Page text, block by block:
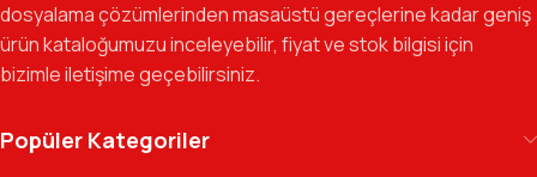
Gelecek Vizyonu:Kurumsal kimliğimizi yeni iş birlikleri ve global
markalarla güçlendirerek, Türkiye genelinde müşteri ağımızı her
geçen gün büyütmeye devam ediyoruz.
Kılıç Office Center
arşivinizdeki dosyaya kadar her detayda yanınızda.
dosyalama çözümlerinden masaüstü gereçlerine kadar geniş
ürün kataloğumuzu inceleyebilir, fiyat ve stok bilgisi için
bizimle iletişime geçebilirsiniz.
Popüler Kategoriler